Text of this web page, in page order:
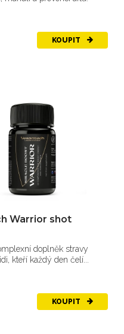
KOUPIT
Warrior shot
doplněk stravy
kteří každý den čelí...
KOUPIT